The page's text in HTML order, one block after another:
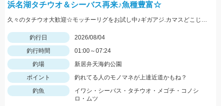
浜名湖タチウオ＆シーバス再来♪魚種豊富☆
久々のタチウオ大歓迎☆モッチーリグをお試し中♪ギガアジ.カマスどこじゃ？
釣行日
2026/08/04
釣行時間
01:00～07:24
釣場
新居弁天海釣公園
ポイント
釣れてる人のモノマネが上達近道かもね？
釣魚
イワシ・シーバス・タチウオ・メゴチ・コノシ
ロ・ムツ